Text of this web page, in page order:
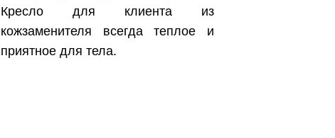
Кресло для клиента из
кожзаменителя всегда теплое и
приятное для тела.